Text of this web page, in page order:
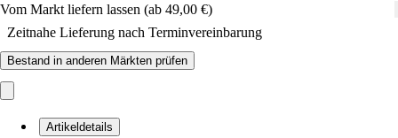
Vom Markt liefern lassen (ab 49,00 €)
Zeitnahe Lieferung nach Terminvereinbarung
Bestand in anderen Märkten prüfen
Artikeldetails